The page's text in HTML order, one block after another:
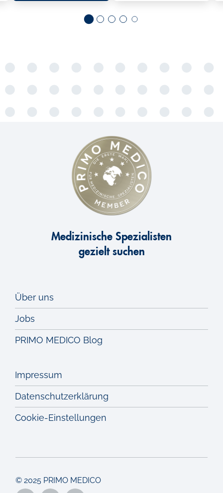
Medizinische Spezialisten
gezielt suchen
Über uns
Jobs
PRIMO MEDICO Blog
Impressum
Datenschutzerklärung
Cookie-Einstellungen
© 2025 PRIMO MEDICO